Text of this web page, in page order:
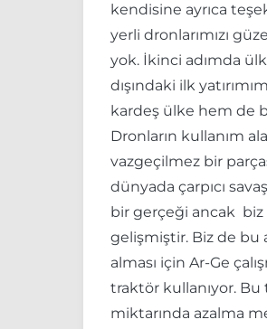
kendisine ayrıca
yerli dronlarımızı
yok. İkinci adımda
dışındaki ilk
kardeş ülke hem de
Dronların kullanım
vazgeçilmez bir
dünyada çarpıcı
bir gerçeği ancak biz
gelişmiştir. Biz de bu
alması için Ar-Ge
traktör kullanıyor. Bu
miktarında azalma